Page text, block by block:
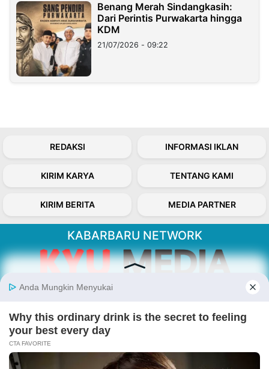
Benang Merah Sindangkasih:
Dari Perintis Purwakarta hingga
KDM
21/07/2026 - 09:22
REDAKSI INFORMASI IKLAN
KIRIM KARYA TENTANG KAMI
KIRIM BERITA MEDIA PARTNER
KABARBARU NETWORK
Kabarbaru.co menyajikan berita aktual dan
inspiratif dari sudut pandang berbaik sangka